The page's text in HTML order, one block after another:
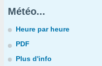
Météo...
Heure par heure
PDF
Plus d'info